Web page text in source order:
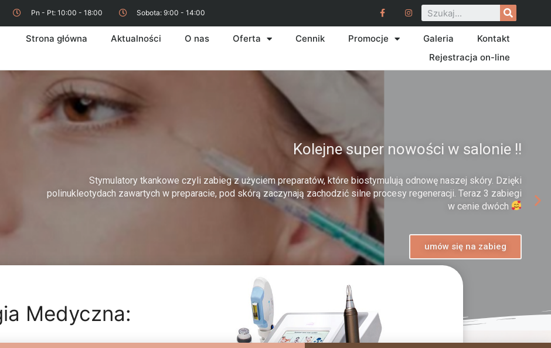
Pn - Pt: 10:00 - 18:00 Sobota: 9:00 - 14:00
Strona główna Aktualności O nas Oferta Cennik Promocje Galeria
Kontakt
Rejestracja on-line
Kolejne super nowości w salonie !!
Stymulatory tkankowe czyli zabieg z użyciem preparatów, które biostymulują odnowę naszej skóry. Dzięki
polinukleotydach zawartych w preparacie, pod skórą zaczynają zachodzić silne procesy regeneracji. Teraz 3 zabiegi
w cenie dwóch
umów się na zabieg
Medyczna: